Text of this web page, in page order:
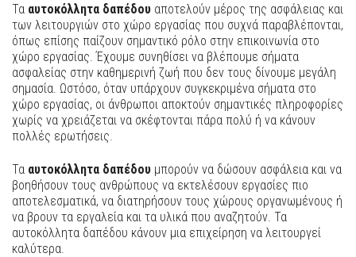
Τα αυτοκόλλητα δαπέδου αποτελούν μέρος της ασφάλειας και
των λειτουργιών στο χώρο εργασίας που συχνά παραβλέπονται,
όπως επίσης παίζουν σημαντικό ρόλο στην επικοινωνία στο
χώρο εργασίας. Έχουμε συνηθίσει να βλέπουμε σήματα
ασφαλείας στην καθημερινή ζωή που δεν τους δίνουμε μεγάλη
σημασία. Ωστόσο, όταν υπάρχουν συγκεκριμένα σήματα στο
χώρο εργασίας, οι άνθρωποι αποκτούν σημαντικές πληροφορίες
χωρίς να χρειάζεται να σκέφτονται πάρα πολύ ή να κάνουν
πολλές ερωτήσεις.
Τα αυτοκόλλητα δαπέδου μπορούν να δώσουν ασφάλεια και να
βοηθήσουν τους ανθρώπους να εκτελέσουν εργασίες πιο
αποτελεσματικά, να διατηρήσουν τους χώρους οργανωμένους ή
να βρουν τα εργαλεία και τα υλικά που αναζητούν. Τα
αυτοκόλλητα δαπέδου κάνουν μια επιχείρηση να λειτουργεί
καλύτερα.